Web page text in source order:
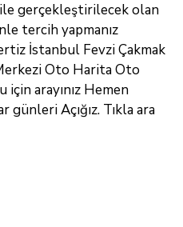
gerçekleştirilecek olan
tercih yapmanız
İstanbul Fevzi Çakmak
Oto Harita Oto
arayınız Hemen
günleri Açığız. Tıkla ara